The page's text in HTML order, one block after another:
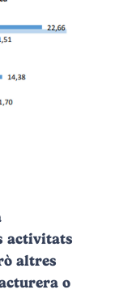
activitats
altres
o